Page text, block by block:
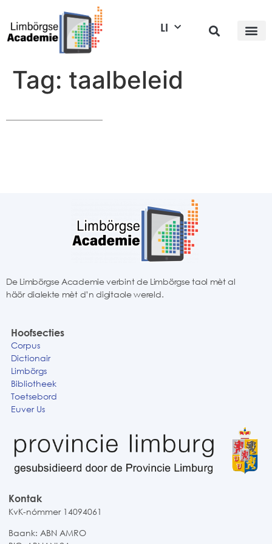
LI
Tag: taalbeleid
De Limbörgse Academie verbint de Limbörgse taol mèt al
häör dialekte mèt d’n digitaole wereld.
Hoofsecties
Corpus
Dictionair
Limbörgs
Bibliotheek
Toetsebord
Euver Us
Kontak
KvK-nómmer 14094061
Baank: ABN AMRO